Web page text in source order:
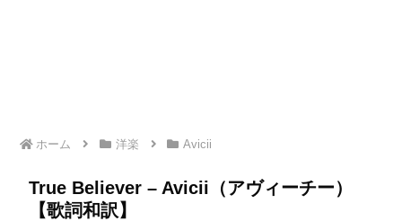
ホーム 洋楽 Avicii
True Believer – Avicii（アヴィーチー）
【歌詞和訳】